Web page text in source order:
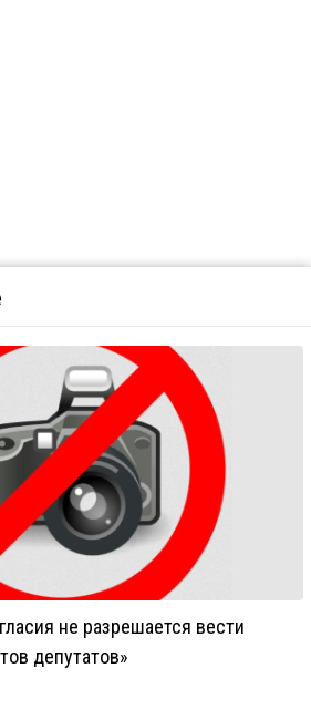
не разрешается вести
депутатов»